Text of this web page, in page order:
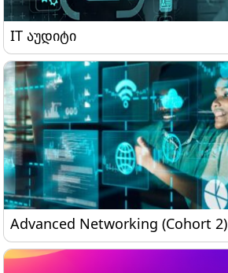
IT აუდიტი
IT აუდიტი
Advanced Networking (Cohort 2)
Advanced Networking (Cohort 2)